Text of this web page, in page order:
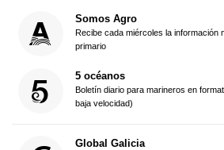
Somos Agro
Recibe cada miércoles la información
primario
5 océanos
Boletín diario para marineros en
baja velocidad)
Global Galicia